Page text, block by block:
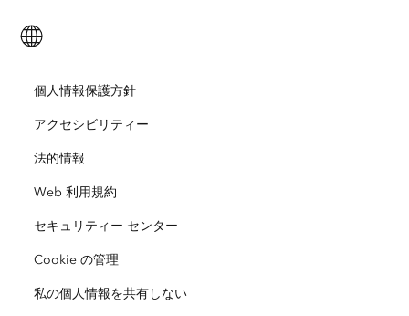
Esri ストア
Esri Young Professionals Network
イベント
ArcUser
ArcNews
Esri Press
GIS 用語集
採用情報
オープンビジョン
企業行動規範
サイトマップ
ArcGIS for Student Use
自然保護
教育機関
人種的平等
個人情報保護方針
アクセシビリティー
法的情報
Web 利用規約
セキュリティー センター
Cookie の管理
私の個人情報を共有しない